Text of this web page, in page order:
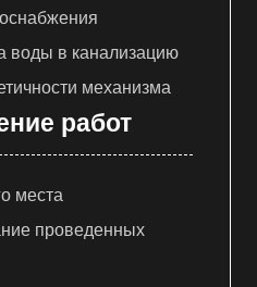
воды в канализацию
механизма
работ
места
проведенных